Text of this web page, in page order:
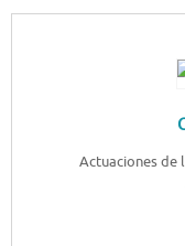
Actuaciones de